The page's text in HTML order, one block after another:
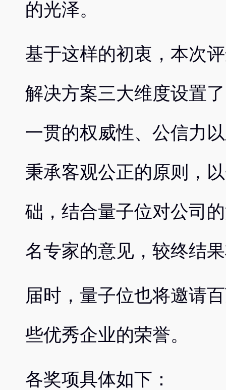
的光泽。
基于这样的初衷，本次
解决方案三大维度设置
一贯的权威性、公信力
秉承客观公正的原则，
础，结合量子位对公司
名专家的意见，较终结
届时，量子位也将邀请
些优秀企业的荣誉。
各奖项具体如下：